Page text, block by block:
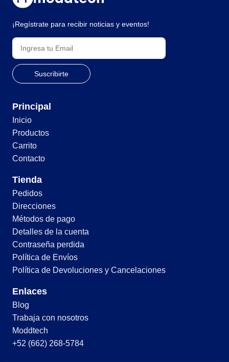
¡Regístrate para recibir noticias y eventos!
Principal
Inicio
Productos
Carrito
Contacto
Tienda
Pedidos
Direcciones
Métodos de pago
Detalles de la cuenta
Contraseña perdida
Política de Envíos
Política de Devoluciones y Cancelaciones
Enlaces
Blog
Trabaja con nosotros
Moddtech
+52 (662) 268-5784